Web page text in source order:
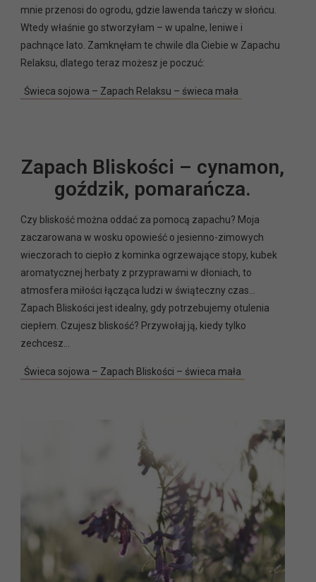
mnie przenosi do ogrodu, gdzie lawenda tańczy w słońcu.
Wtedy właśnie go stworzyłam – w upalne, leniwe i
pachnące lato. Zamknęłam te chwile dla Ciebie w Zapachu
Relaksu, dlatego teraz możesz je poczuć:
Świeca sojowa – Zapach Relaksu – świeca mała
Zapach Bliskości – cynamon,
goździk, pomarańcza.
Czy bliskość można oddać za pomocą zapachu? Moja
zaczarowana w wosku opowieść o jesienno-zimowych
wieczorach to ciepło z kominka ogrzewające stopy, kubek
aromatycznej herbaty z przyprawami w dłoniach, to
atmosfera miłości łącząca ludzi w świąteczny czas…
Zapach Bliskości jest idealny, gdy potrzebujemy otulenia
ciepłem. Czujesz bliskość? Przywołaj ją, kiedy tylko
zechcesz…
Świeca sojowa – Zapach Bliskości – świeca mała